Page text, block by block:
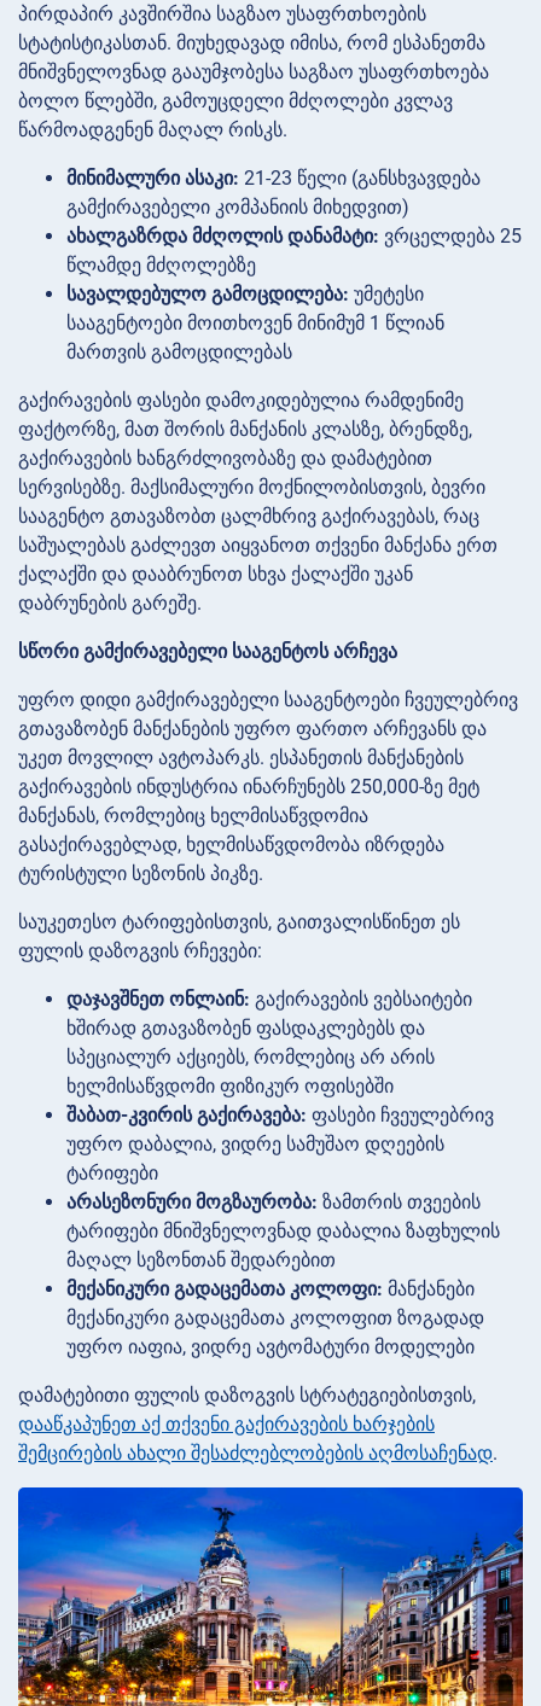
პირდაპირ კავშირშია საგზაო უსაფრთხოების
სტატისტიკასთან. მიუხედავად იმისა, რომ ესპანეთმა
მნიშვნელოვნად გააუმჯობესა საგზაო უსაფრთხოება
ბოლო წლებში, გამოუცდელი მძღოლები კვლავ
წარმოადგენენ მაღალ რისკს.
მინიმალური ასაკი: 21-23 წელი (განსხვავდება
გამქირავებელი კომპანიის მიხედვით)
ახალგაზრდა მძღოლის დანამატი: ვრცელდება 25
წლამდე მძღოლებზე
სავალდებულო გამოცდილება: უმეტესი
სააგენტოები მოითხოვენ მინიმუმ 1 წლიან
მართვის გამოცდილებას
გაქირავების ფასები დამოკიდებულია რამდენიმე
ფაქტორზე, მათ შორის მანქანის კლასზე, ბრენდზე,
გაქირავების ხანგრძლივობაზე და დამატებით
სერვისებზე. მაქსიმალური მოქნილობისთვის, ბევრი
სააგენტო გთავაზობთ ცალმხრივ გაქირავებას, რაც
საშუალებას გაძლევთ აიყვანოთ თქვენი მანქანა ერთ
ქალაქში და დააბრუნოთ სხვა ქალაქში უკან
დაბრუნების გარეშე.
სწორი გამქირავებელი სააგენტოს არჩევა
უფრო დიდი გამქირავებელი სააგენტოები ჩვეულებრივ
გთავაზობენ მანქანების უფრო ფართო არჩევანს და
უკეთ მოვლილ ავტოპარკს. ესპანეთის მანქანების
გაქირავების ინდუსტრია ინარჩუნებს 250,000-ზე მეტ
მანქანას, რომლებიც ხელმისაწვდომია
გასაქირავებლად, ხელმისაწვდომობა იზრდება
ტურისტული სეზონის პიკზე.
საუკეთესო ტარიფებისთვის, გაითვალისწინეთ ეს
ფულის დაზოგვის რჩევები:
დაჯავშნეთ ონლაინ: გაქირავების ვებსაიტები
ხშირად გთავაზობენ ფასდაკლებებს და
სპეციალურ აქციებს, რომლებიც არ არის
ხელმისაწვდომი ფიზიკურ ოფისებში
შაბათ-კვირის გაქირავება: ფასები ჩვეულებრივ
უფრო დაბალია, ვიდრე სამუშაო დღეების
ტარიფები
არასეზონური მოგზაურობა: ზამთრის თვეების
ტარიფები მნიშვნელოვნად დაბალია ზაფხულის
მაღალ სეზონთან შედარებით
მექანიკური გადაცემათა კოლოფი: მანქანები
მექანიკური გადაცემათა კოლოფით ზოგადად
უფრო იაფია, ვიდრე ავტომატური მოდელები
დამატებითი ფულის დაზოგვის სტრატეგიებისთვის,
დააწკაპუნეთ აქ თქვენი გაქირავების ხარჯების
შემცირების ახალი შესაძლებლობების აღმოსაჩენად.